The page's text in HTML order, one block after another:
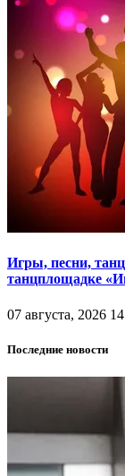
Игры, песни,
танцплощадке
07 августа, 2026
Последние новости